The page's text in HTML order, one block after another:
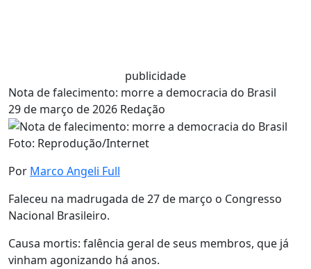
publicidade
Nota de falecimento: morre a democracia do Brasil
29 de março de 2026 Redação
Foto: Reprodução/Internet
Por Marco Angeli Full
Faleceu na madrugada de 27 de março o Congresso
Nacional Brasileiro.
Causa mortis: falência geral de seus membros, que já
vinham agonizando há anos.